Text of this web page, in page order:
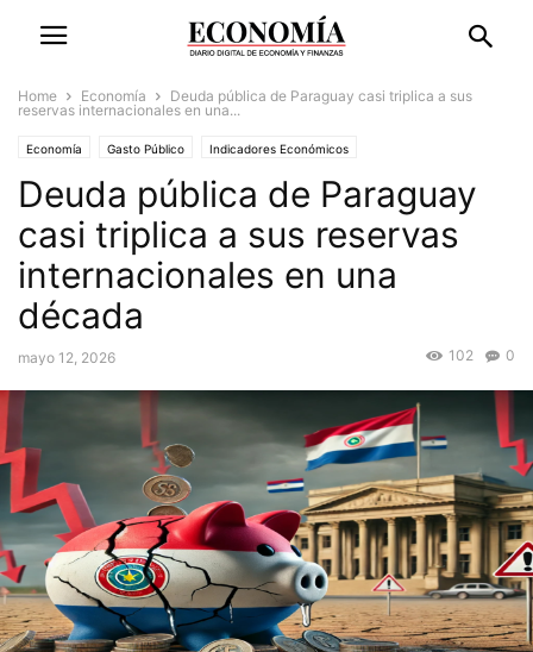
Home Economía
Deuda pública de Paraguay casi triplica a sus
reservas internacionales en una...
Economía Gasto Público Indicadores Económicos
Deuda pública de Paraguay
casi triplica a sus reservas
internacionales en una
década
mayo 12, 2026 0
102